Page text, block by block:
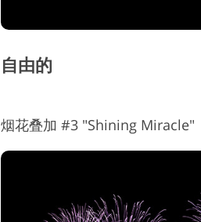
自由的
烟花叠加 #3 "Shining Miracle"